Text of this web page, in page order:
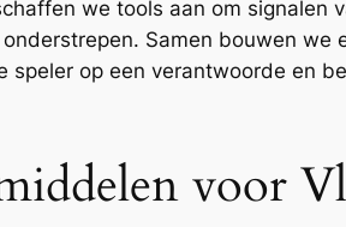
we tools aan om signalen
Samen bouwen
op een verantwoorde en
voor